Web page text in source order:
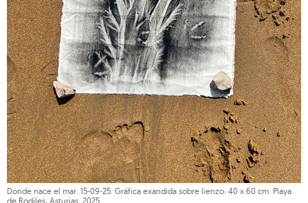
Donde nace el mar. 15-09-25. Gráfica exandida sobre lienzo. 40 x 60 cm. Playa
de Rodiles, Asturias. 2025.